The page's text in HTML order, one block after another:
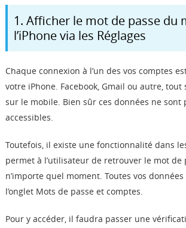
1. Afficher le mot de passe du
l’iPhone via les Réglages
Chaque connexion à l’un des vos comptes
votre iPhone. Facebook, Gmail ou autre, tout
sur le mobile. Bien sûr ces données ne sont
accessibles.
Toutefois, il existe une fonctionnalité dans
permet à l’utilisateur de retrouver le mot de
n’importe quel moment. Toutes vos
l’onglet Mots de passe et comptes.
Pour y accéder, il faudra passer une